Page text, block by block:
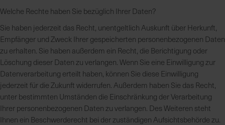
R
e
g
i
n
a
l
v
o
Welche Rechte haben Sie bezüglich Ihrer Daten?
Sie haben jederzeit das Recht, unentgeltlich Auskunft über Herkunft,
Empfänger und Zweck Ihrer gespeicherten personenbezogenen Daten
zu erhalten. Sie haben außerdem ein Recht, die Berichtigung oder
Löschung dieser Daten zu verlangen. Wenn Sie eine Einwilligung zur
Datenverarbeitung erteilt haben, können Sie diese Einwilligung
jederzeit für die Zukunft widerrufen. Außerdem haben Sie das Recht,
unter bestimmten Umständen die Einschränkung der Verarbeitung
Ihrer personenbezogenen Daten zu verlangen. Des Weiteren steht
Ihnen ein Beschwerderecht bei der zuständigen Aufsichtsbehörde zu.